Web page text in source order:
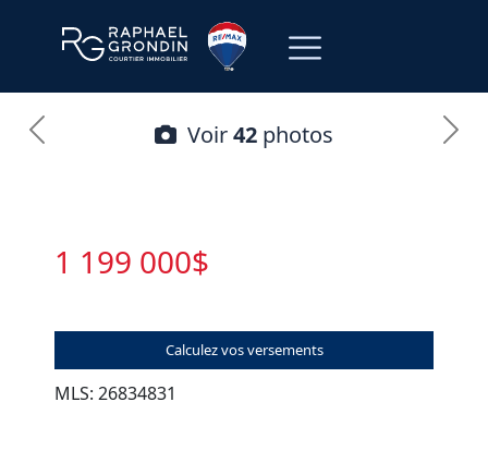
Voir42 photos
1 199 000$
Calculez vos versements
MLS: 26834831